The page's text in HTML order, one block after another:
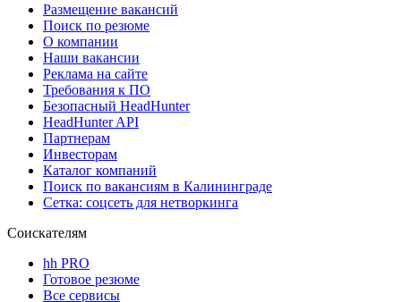
Размещение вакансий
Поиск по резюме
О компании
Наши вакансии
Реклама на сайте
Требования к ПО
Безопасный HeadHunter
HeadHunter API
Партнерам
Инвесторам
Каталог компаний
Поиск по вакансиям в Калининграде
Сетка: соцсеть для нетворкинга
Соискателям
hh PRO
Готовое резюме
Все сервисы